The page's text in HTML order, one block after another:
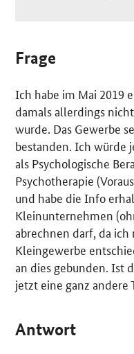
Frage
Ich habe im Mai 2019
damals allerdings
wurde. Das Gewerbe
bestanden. Ich würde
als Psychologische
Psychotherapie
und habe die Info
Kleinunternehmen
abrechnen darf, da
Kleingewerbe
an dies gebunden. Ist
jetzt eine ganz andere
Antwort